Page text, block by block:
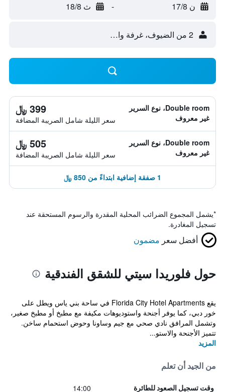
ن 17/8 - ث 18/8
2 من الضيوف، غرفة واحدة
Double room، نوع السرير
غير معروف
399 ﷼
سعر الليلة شامل الصريبة المضافة
Double room، نوع السرير
غير معروف
505 ﷼
سعر الليلة شامل الصريبة المضافة
1 صفقة إضافية ابتداءً من 850 ﷼
*يشمل المجموع الضرائب المحلية المقدرة والرسوم المستحقة عند
تسجيل المغادرة.
أفضل سعر مضمون
حول فلوريدا سيتي للشقق الفندقية
يقع Florida City Hotel Apartments في ساحة بني ياس ويطل على
خور دبي، كما يوفر أجنحة واستوديوهات مكيفة مع مطبخ أو مطبخ صغير،
وتشمل المرافق نادي صحي مع جيم وساونا وحوض استحمام ساخن.
تتميز الأجنحة والاستو...
المزيد
من الجيد أن تعلم
وقت تسجيل الصعود للطائرة 14:00